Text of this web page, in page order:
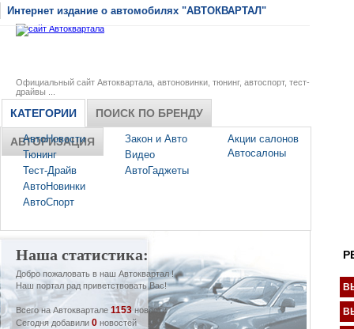
Интернет издание о автомобилях "АВТОКВАРТАЛ"
Официальный сайт Автоквартала, автоновинки, тюнинг, автоспорт, тест-
драйвы ...
КАТЕГОРИИ
АвтоНовости
Тюнинг
Тест-Драйв
АвтоНовинки
АвтоСпорт
Закон и Авто
Видео
АвтоГаджеты
Акции салонов
Автосалоны
ПОИСК ПО БРЕНДУ
АВТОРИЗАЦИЯ
Наша статистика:
Добро пожаловать в наш Автоквартал !
Наш портал рад приветствовать Вас!
Всего на Автоквартале 1153новости
Сегодня добавили 0 новостей